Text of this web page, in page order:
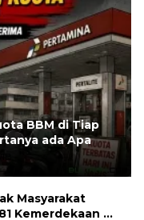
BBM di Tiap
ada Apa
Masyarakat
Kemerdekaan RI